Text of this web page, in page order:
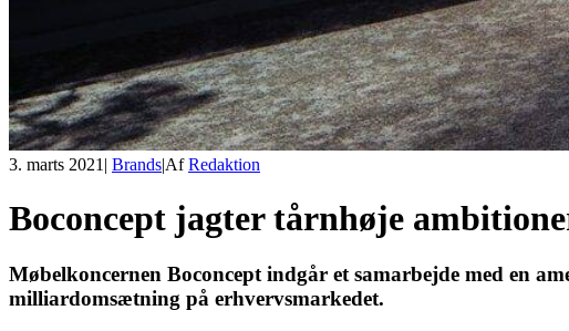
3. marts 2021 | Brands|AfRedaktion
Boconcept jagter tårnhøje
Møbelkoncernen Boconcept indgår et samarbejde med en
milliardomsætning på erhvervsmarkedet.